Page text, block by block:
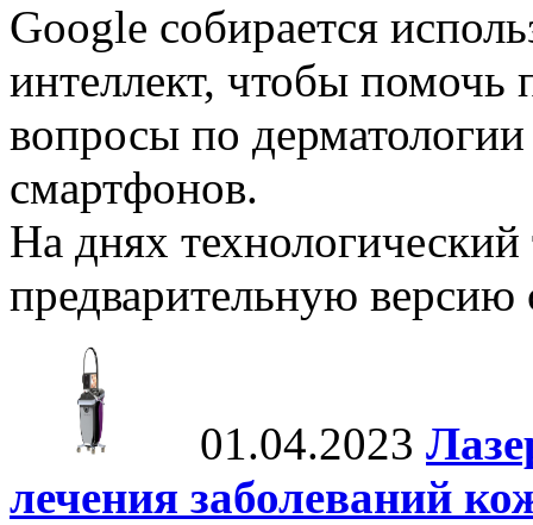
Google собирается
интеллект, чтобы помочь
вопросы по
смартфонов.
На днях технологический
предварительную версию
01.04.2023
лечения заболеваний